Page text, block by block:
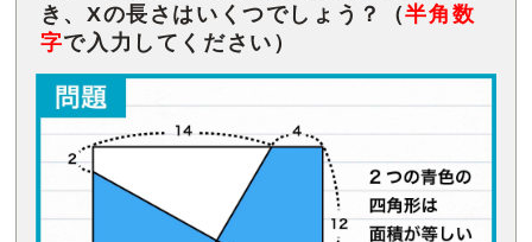
き、Xの長さはいくつでしょう？（半角数
字で入力してください）